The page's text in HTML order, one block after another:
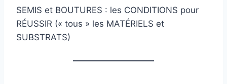
SEMIS et BOUTURES : les CONDITIONS pour
RÉUSSIR (« tous » les MATÉRIELS et
SUBSTRATS)